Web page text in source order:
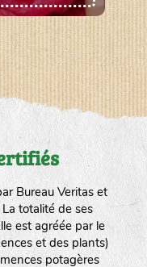
Bureau Veritas et
totalité de ses
est agréée par le
et des plants)
potagères